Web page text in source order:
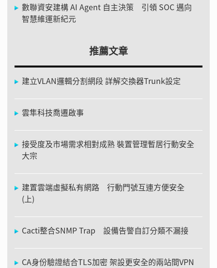
數聯資安建構 AI Agent 自主決策 引領 SOC 邁向
智慧維運新紀元
推薦文章
建立VLAN邏輯分割網段 詳解交換器Trunk設定
雲隼科技喬遷啟事
接受度及市場需求相對成熟 裝置管理暫居行動安全
大宗
建置雲端虛擬私有網路 行動門號互連方便安全
(上)
Cacti整合SNMP Trap 設備告警自訂分類不漏接
CA身份驗證結合TLS加密 架設更安全的兩站間VPN